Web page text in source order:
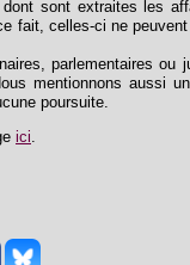
sont extraites les
fait, celles-ci ne
parlementaires ou
mentionnons aussi
poursuite.
ici.